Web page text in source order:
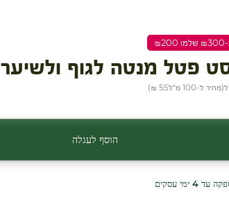
פטל מנטה לגוף ולשיער
(מחיר ל-100 מ״ל 55 ₪
)
הוסף לעגלה
עד 4 ימי עסקים